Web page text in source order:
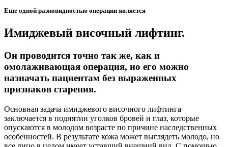
Еще одной разновидностью операции является
Имиджевый височный лифтинг.
Он проводится точно так же, как и
омолаживающая операция, но его можно
назначать пациентам без выраженных
признаков старения.
Основная задача имиджевого височного лифтинга
заключается в поднятии уголков бровей и глаз, которые
опускаются в молодом возрасте по причине наследственных
особенностей. В результате кожа может выглядеть молодо, но